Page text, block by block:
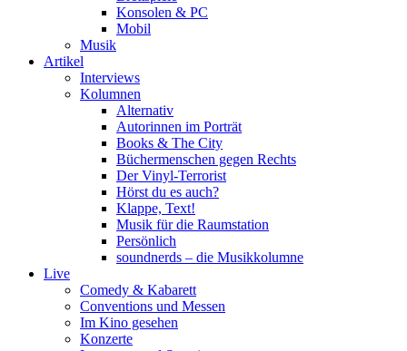
Konsolen & PC
Mobil
Musik
Artikel
Interviews
Kolumnen
Alternativ
Autorinnen im Porträt
Books & The City
Büchermenschen gegen Rechts
Der Vinyl-Terrorist
Hörst du es auch?
Klappe, Text!
Musik für die Raumstation
Persönlich
soundnerds – die Musikkolumne
Live
Comedy & Kabarett
Conventions und Messen
Im Kino gesehen
Konzerte